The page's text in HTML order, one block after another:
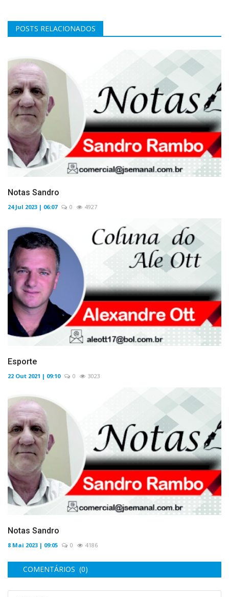
POSTS RELACIONADOS
Notas Sandro
24 Jul 2023 | 06:07 0 4927
Esporte
22 Out 2021 | 09:10 0 3023
Notas Sandro
8 Mai 2023 | 09:05 0 4186
COMENTÁRIOS (0)